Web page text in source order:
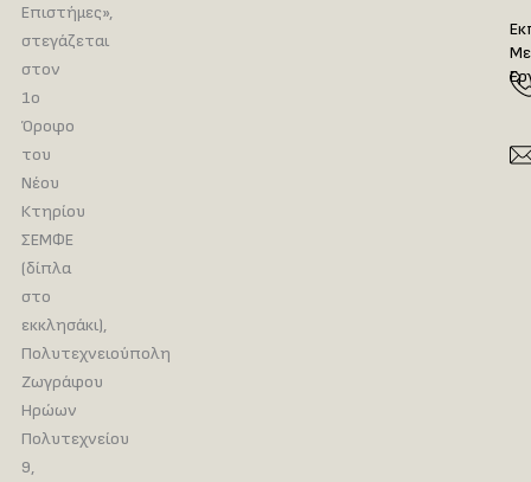
Επιστήμες»,
στεγάζεται
στον
1ο
Όροφο
του
Νέου
Κτηρίου
ΣΕΜΦΕ
(δίπλα
στο
εκκλησάκι),
Πολυτεχνειούπολη
Ζωγράφου
Ηρώων
Πολυτεχνείου
9,